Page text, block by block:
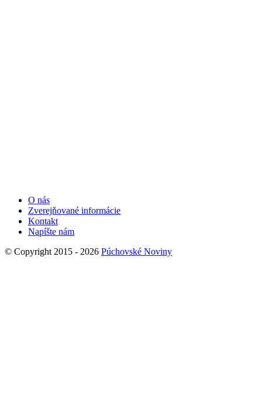
O nás
Zverejňované informácie
Kontakt
Napíšte nám
© Copyright 2015 - 2026 Púchovské Noviny